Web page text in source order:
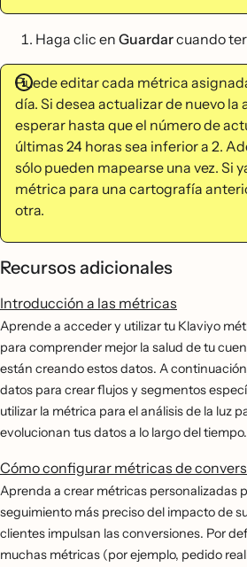
Haga clic en Guardarcuando
Puede editar cada métrica
día. Si desea actualizar de nuevo la
esperar hasta que el número de
últimas 24 horas sea inferior a 2.
sólo pueden mapearse una vez. Si
métrica para una cartografía
otra.
Recursos adicionales
Introducción a las métricas
Aprende a acceder y utilizar tu Klaviyo
para comprender mejor la salud de tu
están creando estos datos. A
datos para crear flujos y segmentos
utilizar la métrica para el análisis de la luz
evolucionan tus datos a lo largo del tiempo.
Cómo configurar métricas de
Aprenda a crear métricas personalizadas
seguimiento más preciso del impacto de
clientes impulsan las conversiones. Por
muchas métricas (por ejemplo, pedido